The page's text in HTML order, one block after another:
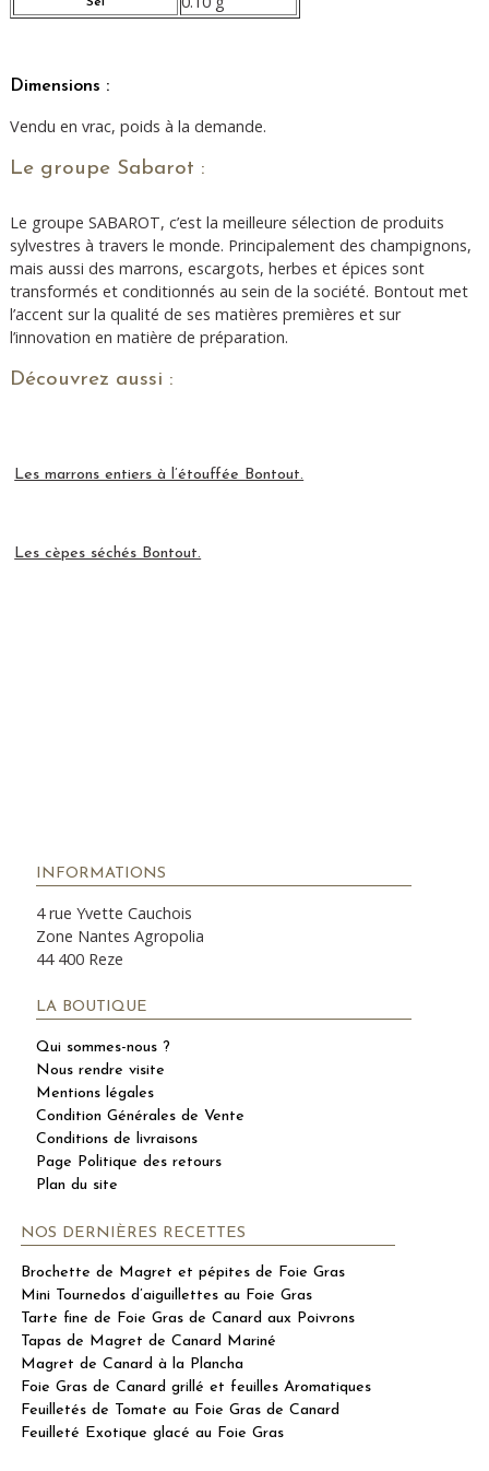
Dimensions :
Vendu en vrac, poids à la demande.
Le groupe Sabarot :
Le groupe SABAROT, c’est la meilleure sélection de produits
sylvestres à travers le monde. Principalement des champignons,
mais aussi des marrons, escargots, herbes et épices sont
transformés et conditionnés au sein de la société. Bontout met
l’accent sur la qualité de ses matières premières et sur
l’innovation en matière de préparation.
Découvrez aussi :
Les marrons entiers à l’étouffée Bontout.
Les cèpes séchés Bontout.
INFORMATIONS
4 rue Yvette Cauchois
Zone Nantes Agropolia
44 400 Reze
LA BOUTIQUE
Qui sommes-nous ?
Nous rendre visite
Mentions légales
Condition Générales de Vente
Conditions de livraisons
Page Politique des retours
Plan du site
NOS DERNIÈRES RECETTES
Brochette de Magret et pépites de Foie Gras
Mini Tournedos d’aiguillettes au Foie Gras
Tarte fine de Foie Gras de Canard aux Poivrons
Tapas de Magret de Canard Mariné
Magret de Canard à la Plancha
Foie Gras de Canard grillé et feuilles Aromatiques
Feuilletés de Tomate au Foie Gras de Canard
Feuilleté Exotique glacé au Foie Gras